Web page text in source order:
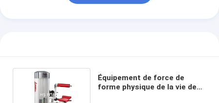
Équipement de force de
forme physique de la vie de